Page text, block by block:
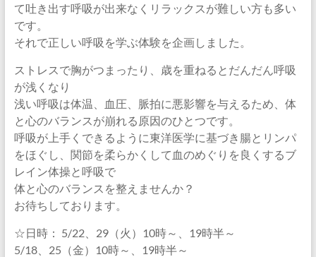
て吐き出す呼吸が出来なくリラックスが難しい方も多い
です。
それで正しい呼吸を学ぶ体験を企画しました。
ストレスで胸がつまったり、歳を重ねるとだんだん呼吸
が浅くなり
浅い呼吸は体温、血圧、脈拍に悪影響を与えるため、体
と心のバランスが崩れる原因のひとつです。
呼吸が上手くできるように東洋医学に基づき腸とリンパ
をほぐし、関節を柔らかくして血のめぐりを良くするブ
レイン体操と呼吸で
体と心のバランスを整えませんか？
お待ちしております。
☆日時： 5/22、29（火）10時～、19時半～
5/18、25（金）10時～、19時半～